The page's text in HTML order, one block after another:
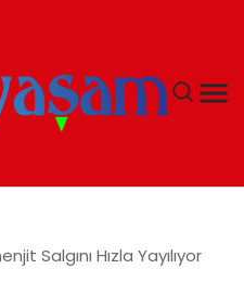
Salgını Hızla Yayılıyor